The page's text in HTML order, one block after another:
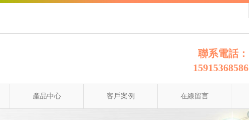
聯系電話：
15915368586
產品中心 客戶案例 在線留言